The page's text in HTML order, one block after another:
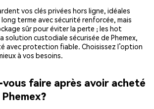
vos clés privées hors ligne, idéales
terme avec sécurité renforcée, mais
sûr pour éviter la perte ; les hot
solution custodiale sécurisée de Phemex,
avec protection fiable. Choisissez l’option
à vos besoins.
faire après avoir acheté